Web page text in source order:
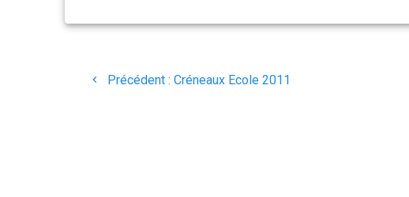
Navigation
Précédent : Article
Créneaux Ecole 2011